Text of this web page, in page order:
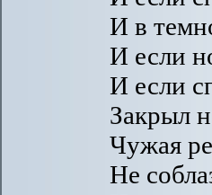
И в
И если
И если
Закрыл
Чужая
Не